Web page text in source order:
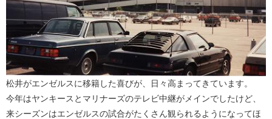
松井がエンゼルスに移籍した喜びが、日々高まってきています。
今年はヤンキースとマリナーズのテレビ中継がメインでしたけど、
来シーズンはエンゼルスの試合がたくさん観られるようになってほ